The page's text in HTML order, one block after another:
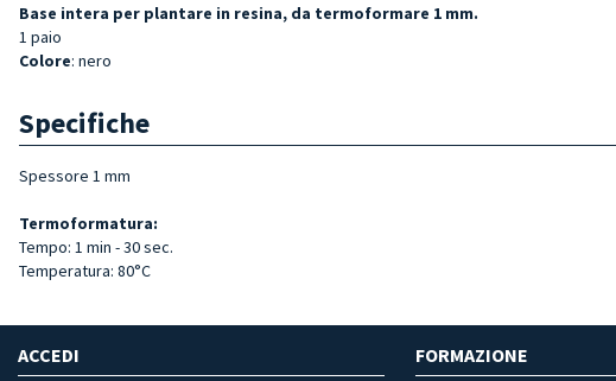
Base intera per plantare in resina, da termoformare 1 mm.
1 paio
Colore: nero
Specifiche
Spessore 1 mm
Termoformatura:
Tempo: 1 min - 30 sec.
Temperatura: 80°C
ACCEDI FORMAZIONE